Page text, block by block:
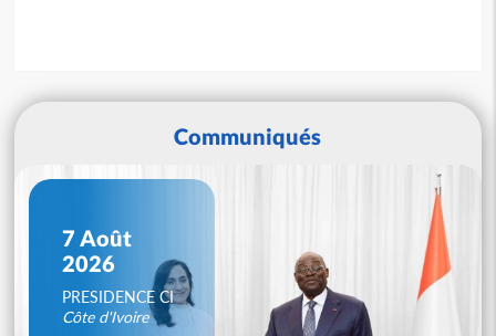
Communiqués
7 Août
2026
PRESIDENCE CI
Côte d'Ivoire